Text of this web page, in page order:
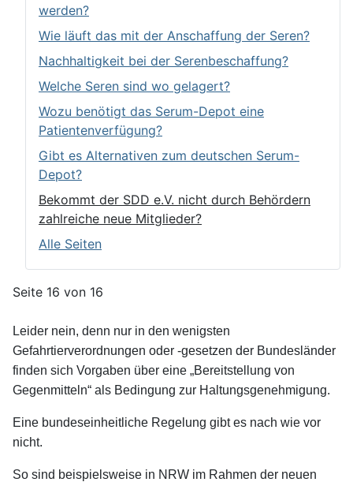
werden?
Wie läuft das mit der Anschaffung der Seren?
Nachhaltigkeit bei der Serenbeschaffung?
Welche Seren sind wo gelagert?
Wozu benötigt das Serum-Depot eine
Patientenverfügung?
Gibt es Alternativen zum deutschen Serum-
Depot?
Bekommt der SDD e.V. nicht durch Behördern
zahlreiche neue Mitglieder?
Alle Seiten
Seite 16 von 16
Leider nein, denn nur in den wenigsten
Gefahrtierverordnungen oder -gesetzen der Bundesländer
finden sich Vorgaben über eine „Bereitstellung von
Gegenmitteln“ als Bedingung zur Haltungsgenehmigung.
Eine bundeseinheitliche Regelung gibt es nach wie vor
nicht.
So sind beispielsweise in NRW im Rahmen der neuen